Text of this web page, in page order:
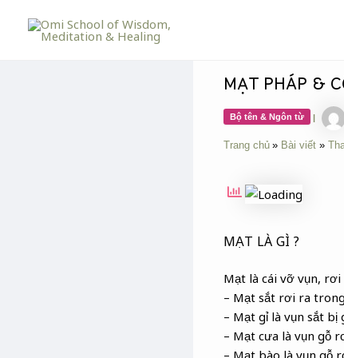
MẠT PHÁP &
Bộ tên & Ngôn từ |
Trang chủ Bài viết
MẠT LÀ GÌ ?
Mạt là cái vỡ vụn,
– Mạt sắt rơi ra
– Mạt gỉ là vụn sắt bị
– Mạt cưa là vụn gỗ